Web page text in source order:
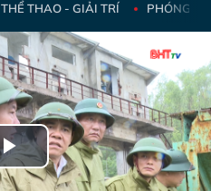
THỂ THAO - GIẢI TRÍ PHÓNG
Play